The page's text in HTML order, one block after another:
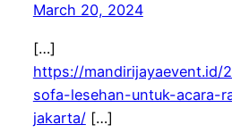
March 20, 2024
[…]
https://mandirijayaevent.id/
sofa-lesehan-untuk-acara-
jakarta/[…]